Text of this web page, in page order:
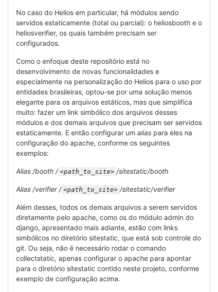
No caso do Helios em particular, há módulos sendo
servidos estaticamente (total ou parcial): o heliosbooth e o
heliosverifier, os quais também precisam ser
configurados.
Como o enfoque deste repositório está no
desenvolvimento de novas funcionalidades e
especialmente na personalização do Helios para o uso por
entidades brasileiras, optou-se por uma solução menos
elegante para os arquivos estáticos, mas que simplifica
muito: fazer um link simbólico dos arquivos desses
módulos e dos demais arquivos que precisam ser servidos
estaticamente. E então configurar um alias para eles na
configuração do apache, conforme os seguintes
exemplos:
Alias /booth / <path_to_site> /sitestatic/booth
Alias /verifier / <path_to_site> /sitestatic/verifier
Além desses, todos os demais arquivos a serem servidos
diretamente pelo apache, como os do módulo admin do
django, apresentado mais adiante, estão com links
simbólicos no diretório sitestatic, que está sob controle do
git. Ou seja, não é necessário rodar o comando
collectstatic, apenas configurar o apache para apontar
para o diretório sitestatic contido neste projeto, conforme
exemplo de configuração acima.